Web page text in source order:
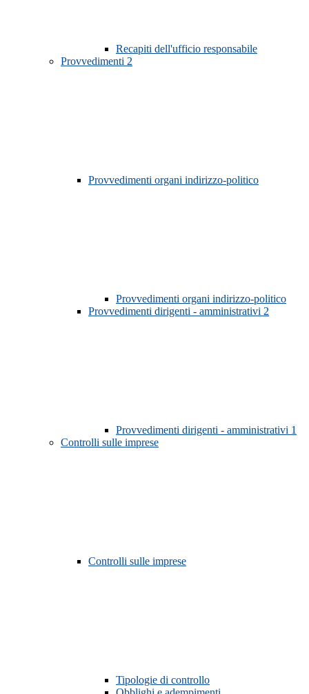
Recapiti dell'ufficio responsabile
Provvedimenti 2
Provvedimenti organi indirizzo-politico
Provvedimenti organi indirizzo-politico
Provvedimenti dirigenti - amministrativi 2
Provvedimenti dirigenti - amministrativi 1
Controlli sulle imprese
Controlli sulle imprese
Tipologie di controllo